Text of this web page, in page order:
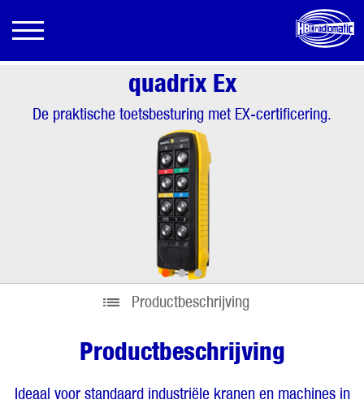
quadrix Ex
De praktische toetsbesturing met EX-certificering.
•••
Productbeschrijving
Productbeschrijving
Ideaal voor standaard industriële kranen en machines in